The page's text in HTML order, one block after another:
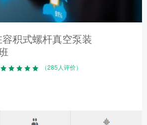
积式螺杆真空泵装
（285人评价）